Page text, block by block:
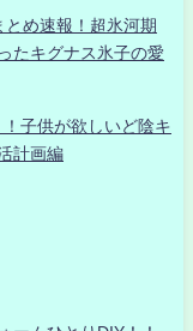
め速報！超氷河期
たキグナス氷子の愛
子供が欲しいど陰キ
計画編